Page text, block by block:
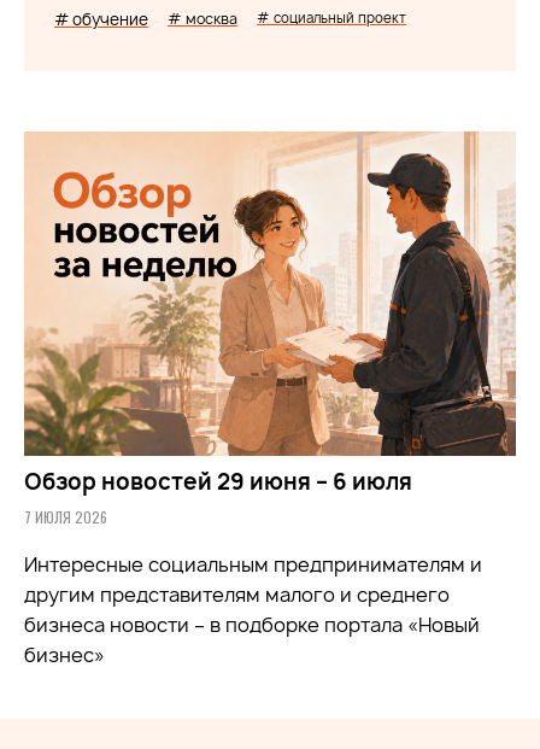
# обучение # москва # социальный проект
Обзор новостей 29 июня – 6 июля
7 ИЮЛЯ 2026
Интересные социальным предпринимателям и
другим представителям малого и среднего
бизнеса новости – в подборке портала «Новый
бизнес»